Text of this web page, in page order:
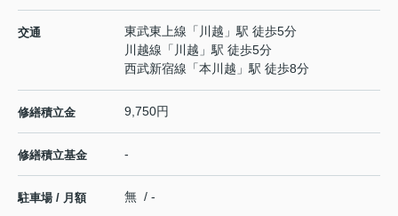
交通 東武東上線 「 川越 」駅 徒歩5分
川越線 「 川越 」駅 徒歩5分
西武新宿線 「本川越 」駅 徒歩8分
修繕積立金 9,750円
修繕積立基金 -
駐車場 / 月額 無 / -